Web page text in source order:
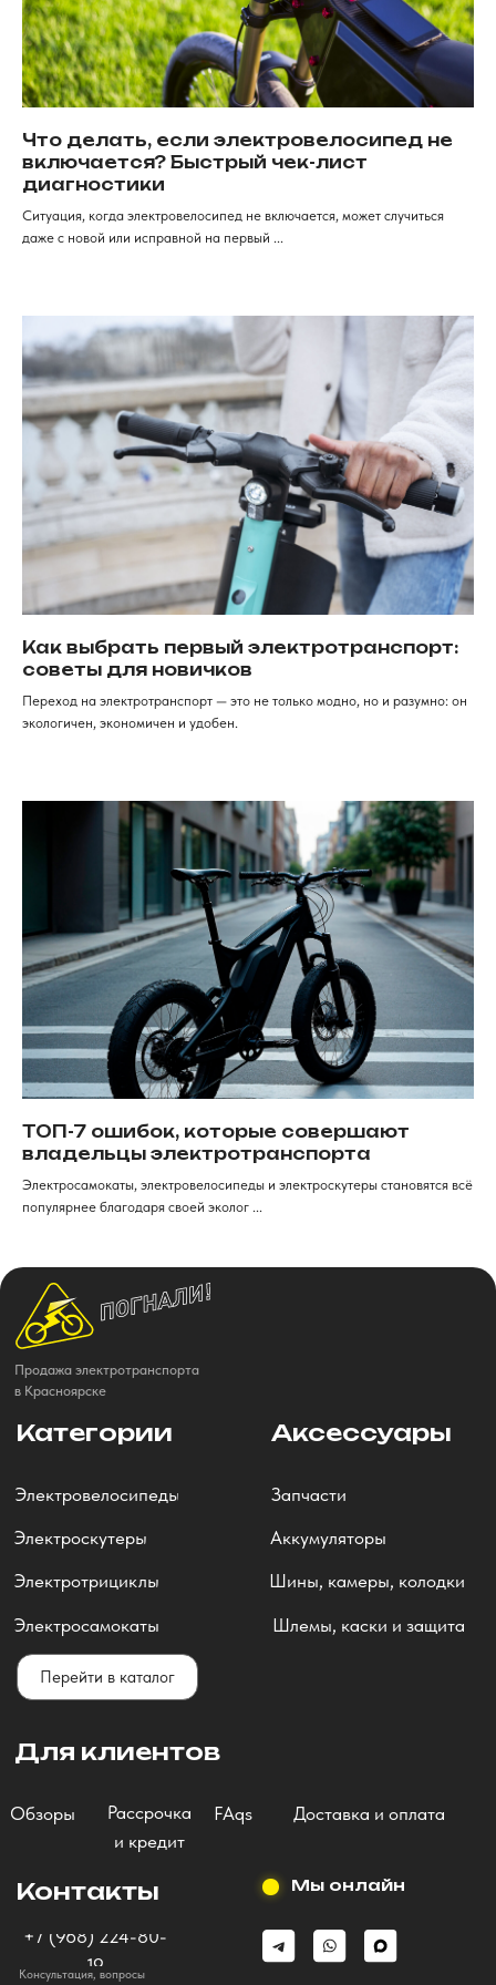
Что делать, если электровелосипед не
включается? Быстрый чек-лист
диагностики
Ситуация, когда электровелосипед не включается, может случиться
даже с новой или исправной на первый ...
Как выбрать первый электротранспорт:
советы для новичков
Переход на электротранспорт — это не только модно, но и разумно: он
экологичен, экономичен и удобен.
ТОП-7 ошибок, которые совершают
владельцы электротранспорта
Электросамокаты, электровелосипеды и электроскутеры становятся всё
популярнее благодаря своей эколог ...
Категории
Электровелосипеды
Электроскутеры
Аксессуары
Запчасти
Аккумуляторы
Перейти в каталог
Для клиентов
Обзоры FAqs
Рассрочка
и кредит
Доставка и оплата
Контакты
+7 (968) 224-80-
19
Консультация, вопросы
Мы онлайн
в Красноярске
г. Красноярск, ​улица Карла
Маркса, 102а​. 1 этаж
Магазин "Погнали!"
Как дойти к нам